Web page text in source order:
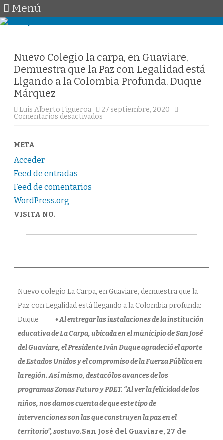
Menú
Nuevo Colegio la carpa, en Guaviare,
Demuestra que la Paz con Legalidad está
Llgando a la Colombia Profunda. Duque
Márquez
Luis Alberto Figueroa
27 septiembre, 2020
Comentarios desactivados
Colombia
META
Acceder
Feed de entradas
Feed de comentarios
WordPress.org
VISITA NO.
Nuevo colegio La Carpa, en Guaviare, demuestra que la
Paz con Legalidad está llegando a la Colombia profunda:
Duque • Al entregar las instalaciones de la institución
educativa de La Carpa, ubicada en el municipio de San José
del Guaviare, el Presidente Iván Duque agradeció el aporte
de Estados Unidos y el compromiso de la Fuerza Pública en
la región. Así mismo, destacó los avances de los
programas Zonas Futuro y PDET. “Al ver la felicidad de los
niños, nos damos cuenta de que este tipo de
intervenciones son las que construyen la paz en el
territorio”, sostuvo.San José del Guaviare, 27 de